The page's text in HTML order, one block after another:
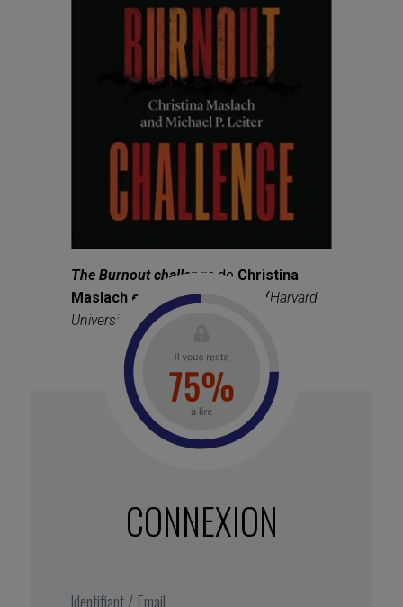
The Burnout challenge de Christina
Maslach et Michael P. Leiter
(Harvard
University Press,
1 – Repérez le burnout
CONNEXION